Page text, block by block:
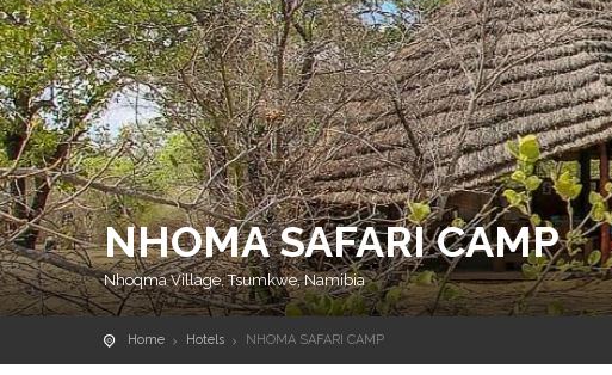
NHOMA SAFARI CAMP
Nhoqma Village, Tsumkwe, Namibia
Home Hotels NHOMA SAFARI CAMP